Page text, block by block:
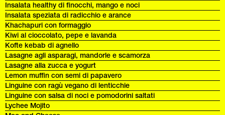
Insalata healthy di finocchi, mango e noci
Insalata speziata di radicchio e arance
Khachapuri con formaggio
Kiwi al cioccolato, pepe e lavanda
Kofte kebab di agnello
Lasagne agli asparagi, mandorle e scamorza
Lasagne alla zucca e yogurt
Lemon muffin con semi di papavero
Linguine con ragù vegano di lenticchie
Linguine con salsa di noci e pomodorini saltati
Lychee Mojito